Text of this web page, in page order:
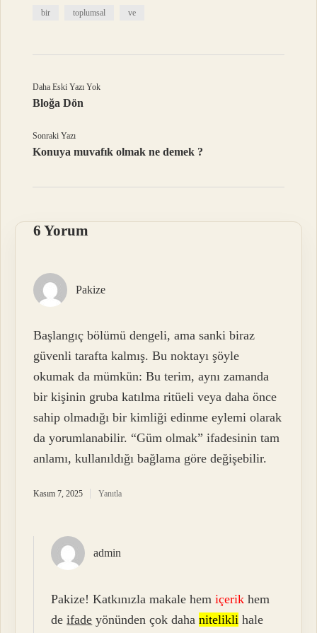
bir toplumsal ve
Daha Eski Yazı Yok
Bloğa Dön
Sonraki Yazı
Konuya muvafık olmak ne demek ?
6 Yorum
Pakize
Başlangıç bölümü dengeli, ama sanki biraz
güvenli tarafta kalmış. Bu noktayı şöyle
okumak da mümkün: Bu terim, aynı zamanda
bir kişinin gruba katılma ritüeli veya daha önce
sahip olmadığı bir kimliği edinme eylemi olarak
da yorumlanabilir. “Güm olmak” ifadesinin tam
anlamı, kullanıldığı bağlama göre değişebilir.
Kasım 7, 2025 Yanıtla
admin
Pakize! Katkınızla makale hemiçerik hem
deifade yönünden çok dahanitelikli hale